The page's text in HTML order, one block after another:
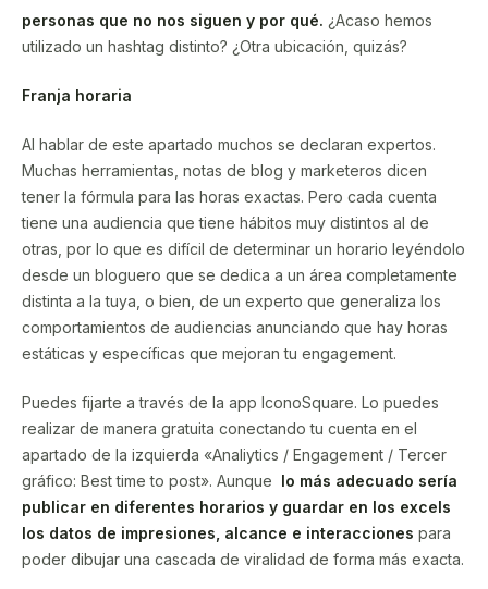
personas que no nos siguen y por qué. ¿Acaso hemos
utilizado un hashtag distinto? ¿Otra ubicación, quizás?
Franja horaria
Al hablar de este apartado muchos se declaran expertos.
Muchas herramientas, notas de blog y marketeros dicen
tener la fórmula para las horas exactas. Pero cada cuenta
tiene una audiencia que tiene hábitos muy distintos al de
otras, por lo que es difícil de determinar un horario leyéndolo
desde un bloguero que se dedica a un área completamente
distinta a la tuya, o bien, de un experto que generaliza los
comportamientos de audiencias anunciando que hay horas
estáticas y específicas que mejoran tu engagement.
Puedes fijarte a través de la app IconoSquare. Lo puedes
realizar de manera gratuita conectando tu cuenta en el
apartado de la izquierda «Analiytics / Engagement / Tercer
gráfico: Best time to post». Aunque lo más adecuado sería
publicar en diferentes horarios y guardar en los excels
los datos de impresiones, alcance e interacciones para
poder dibujar una cascada de viralidad de forma más exacta.